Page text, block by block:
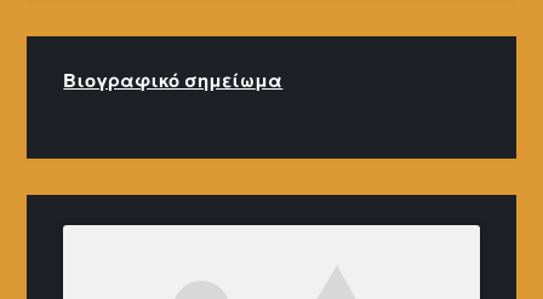
Βιογραφικό σημείωμα